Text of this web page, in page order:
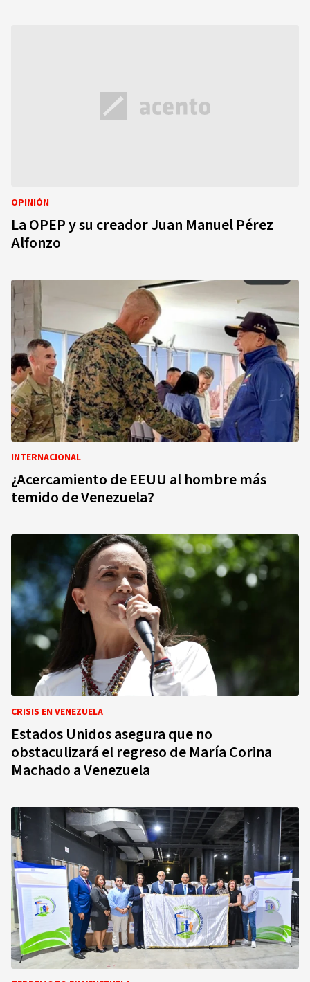
OPINIÓN
La OPEP y su creador Juan Manuel Pérez
Alfonzo
INTERNACIONAL
¿Acercamiento de EEUU al hombre más
temido de Venezuela?
CRISIS EN VENEZUELA
Estados Unidos asegura que no
obstaculizará el regreso de María Corina
Machado a Venezuela